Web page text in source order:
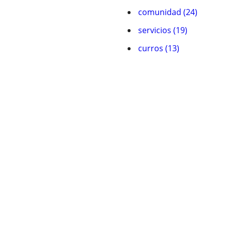
comunidad (24)
servicios (19)
curros (13)